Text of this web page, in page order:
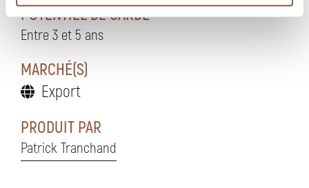
POTENTIEL DE GARDE
Entre 3 et 5 ans
MARCHÉ(S)
Export
PRODUIT PAR
Patrick Tranchand